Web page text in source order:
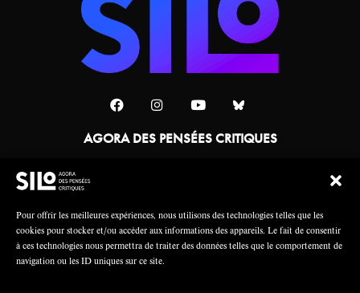
Pour offrir les meilleures expériences, nous utilisons des technologies telles que les
cookies pour stocker et/ou accéder aux informations des appareils. Le fait de consentir
à ces technologies nous permettra de traiter des données telles que le comportement de
navigation ou les ID uniques sur ce site.
AGORA DES PENSÉES CRITIQUES